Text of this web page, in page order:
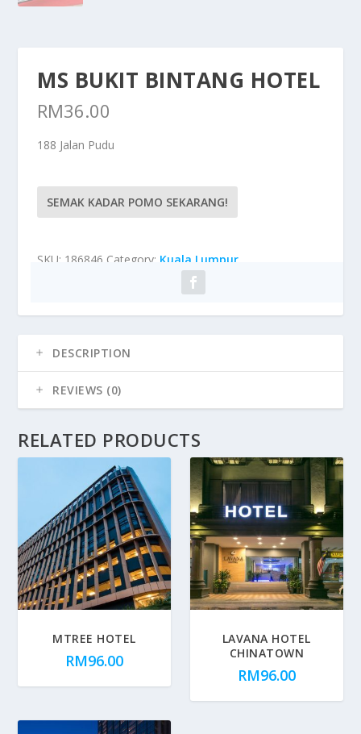
MS BUKIT BINTANG HOTEL
RM36.00
188 Jalan Pudu
SEMAK KADAR POMO SEKARANG!
SKU: 186846 Category: Kuala Lumpur
DESCRIPTION
REVIEWS (0)
RELATED PRODUCTS
MTREE HOTEL
RM96.00
LAVANA HOTEL
CHINATOWN
RM96.00